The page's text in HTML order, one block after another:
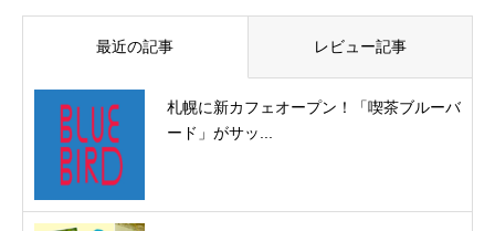
最近の記事 レビュー記事
札幌に新カフェオープン！「喫茶ブルーバ
ード」がサッ...